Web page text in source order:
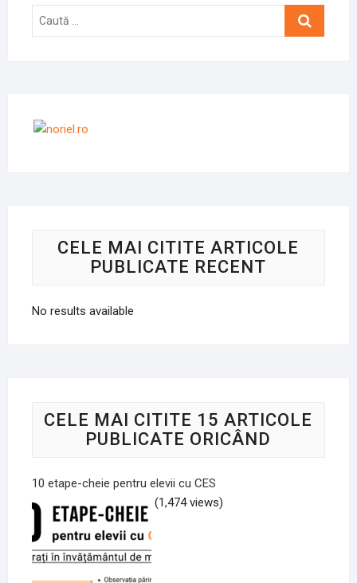
Caută
CELE MAI CITITE ARTICOLE
PUBLICATE RECENT
No results available
CELE MAI CITITE 15 ARTICOLE
PUBLICATE ORICÂND
10 etape-cheie pentru elevii cu CES
(1,474 views)